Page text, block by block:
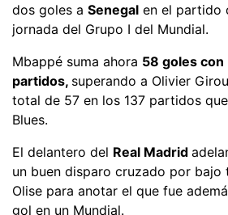
dos goles a Senegal en el partido
jornada del Grupo I del Mundial.
Mbappé suma ahora 58 goles con
partidos, superando a Olivier
total de 57 en los 137 partidos
Blues.
El delantero del Real Madrid
un buen disparo cruzado por bajo
Olise para anotar el que fue
gol en un Mundial.